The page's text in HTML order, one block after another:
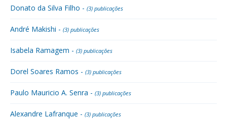
Donato da Silva Filho - (3) publicações
André Makishi - (3) publicações
Isabela Ramagem - (3) publicações
Dorel Soares Ramos - (3) publicações
Paulo Mauricio A. Senra - (3) publicações
Alexandre Lafranque - (3) publicações